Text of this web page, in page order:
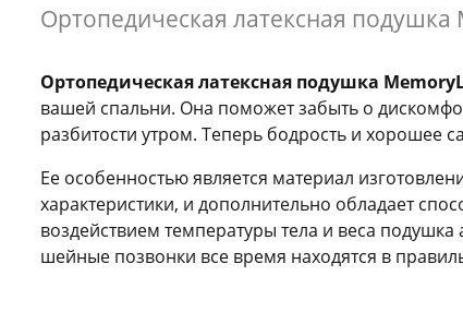
Ортопедическая латексная
Ортопедическая латексная подушка
вашей спальни. Она поможет забыть о
разбитости утром. Теперь бодрость и хорошее
Ее особенностью является материал
характеристики, и дополнительно обладает
воздействием температуры тела и веса
шейные позвонки все время находятся в
сосуды не передавливаются и, соответственно,